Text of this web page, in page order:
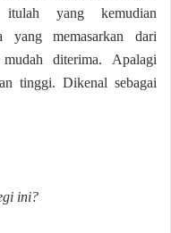
itulah yang kemudian
yang memasarkan dari
diterima. Apalagi
tinggi. Dikenal sebagai
ini?